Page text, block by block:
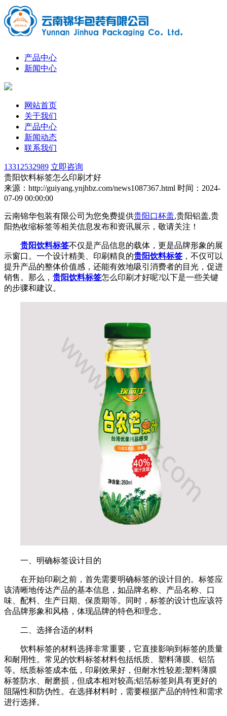
产品中心
新闻中心
网站首页
关于我们
产品中心
新闻动态
联系我们
13312532989 立即咨询
贵阳饮料标签怎么印刷才好
来源：http://guiyang.ynjhbz.com/news1087367.html 时间：2024-
07-09 00:00:00
云南锦华包装有限公司为您免费提供贵阳口杯盖,贵阳铝盖,贵
阳热收缩标签等相关信息发布和资讯展示，敬请关注！
贵阳饮料标签不仅是产品信息的载体，更是品牌形象的展
示窗口。一个设计精美、印刷精良的贵阳饮料标签 ，不仅可以
提升产品的整体价值感，还能有效地吸引消费者的目光，促进
销售。那么， 贵阳饮料标签怎么印刷才好呢?以下是一些关键
的步骤和建议。
一、明确标签设计目的
在开始印刷之前，首先需要明确标签的设计目的。标签应
该清晰地传达产品的基本信息，如品牌名称、产品名称、口
味、配料、生产日期、保质期等。同时，标签的设计也应该符
合品牌形象和风格，体现品牌的特色和理念。
二、选择合适的材料
饮料标签的材料选择非常重要，它直接影响到标签的质量
和耐用性。常见的饮料标签材料包括纸质、塑料薄膜、铝箔
等。纸质标签成本低，印刷效果好，但耐水性较差;塑料薄膜
标签防水、耐磨损，但成本相对较高;铝箔标签则具有更好的
阻隔性和防伪性。在选择材料时，需要根据产品的特性和需求
进行选择。